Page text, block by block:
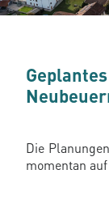
Die
momentan